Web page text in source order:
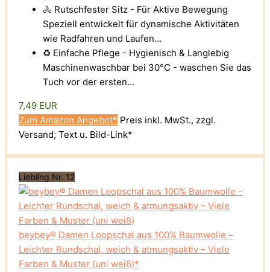
🚴 Rutschfester Sitz - Für Aktive Bewegung
Speziell entwickelt für dynamische Aktivitäten
wie Radfahren und Laufen...
♻️ Einfache Pflege - Hygienisch & Langlebig
Maschinenwaschbar bei 30°C - waschen Sie das
Tuch vor der ersten...
7,49 EUR
Zum Amazon Angebot* Preis inkl. MwSt., zzgl.
Versand; Text u. Bild-Link*
Liebling Nr. 12
beybey® Damen Loopschal aus 100% Baumwolle –
Leichter Rundschal, weich & atmungsaktiv – Viele
Farben & Muster (uni weiß)*